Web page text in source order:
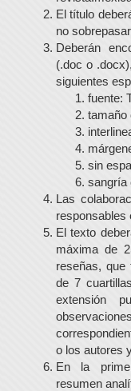
El título
no
Deberán
(.doc o
siguientes
fuente:
tamaño
sin
sangría
Las
responsables
El texto
máxima de
reseñas,
de 7
extensión
o los autores
En la
resumen